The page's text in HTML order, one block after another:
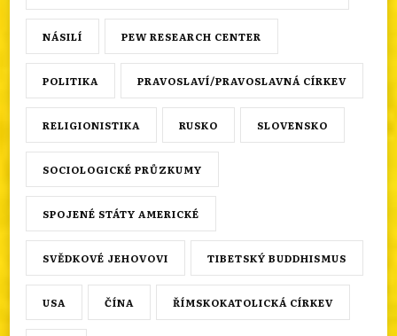
NÁSILÍ PEW RESEARCH CENTER
POLITIKA PRAVOSLAVÍ/PRAVOSLAVNÁ CÍRKEV
RELIGIONISTIKA RUSKO SLOVENSKO
SOCIOLOGICKÉ PRŮZKUMY
SPOJENÉ STÁTY AMERICKÉ
SVĚDKOVÉ JEHOVOVI TIBETSKÝ BUDDHISMUS
USA ČÍNA ŘÍMSKOKATOLICKÁ CÍRKEV